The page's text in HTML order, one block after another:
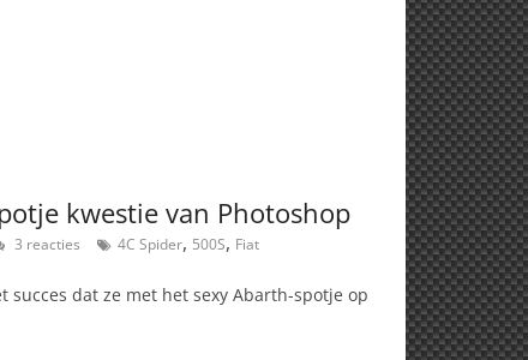
kwestie van Photoshop
3 reacties 4C Spider, 500S, Fiat
succes dat ze met het sexy Abarth-spotje op